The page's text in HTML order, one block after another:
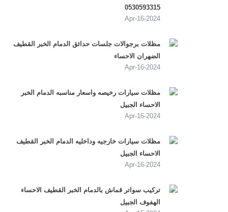
0530593315
2024-Apr-16
مظلات برجوالات جلسات حدائق الدمام الخبر القطيف
الضهران الاحساء
2024-Apr-16
مظلات سيارات رخيصه واسعار مناسبه الدمام الخبر
الاحساء الجبيل
2024-Apr-16
مظلات سيارات خارجيه وداخليه الدمام الخبر القطيف
الاحساء الجبيل
2024-Apr-16
تركيب سواتر قماش بالدمام الخبر القطيف الاحساء
الهفوف الجبيل